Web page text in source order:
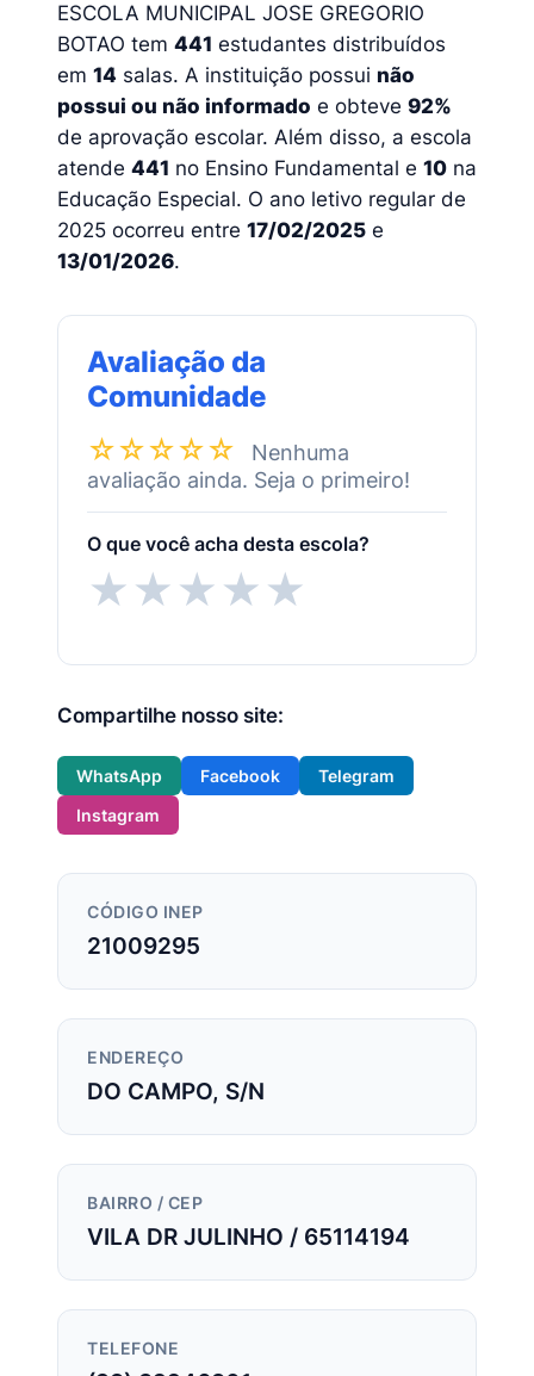
ESCOLA MUNICIPAL JOSE GREGORIO
BOTAO tem 441 estudantes distribuídos
em 14 salas. A instituição possui não
possui ou não informado e obteve 92%
de aprovação escolar. Além disso, a escola
atende 441 no Ensino Fundamental e 10 na
Educação Especial. O ano letivo regular de
2025 ocorreu entre 17/02/2025 e
13/01/2026.
Avaliação da
Comunidade
☆☆☆☆☆
Nenhuma
avaliação ainda. Seja o primeiro!
O que você acha desta escola?
★★★★★
Compartilhe nosso site:
WhatsApp Facebook
Telegram
Instagram
CÓDIGO INEP
21009295
ENDEREÇO
DO CAMPO, S/N
BAIRRO / CEP
VILA DR JULINHO / 65114194
TELEFONE